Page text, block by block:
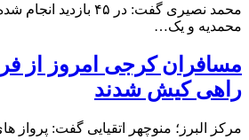
محمدیه و یک…
مسافران کرجی امروز از
راهی کیش شدند
مرکز البرز؛ منوچهر اتقیایی گفت: